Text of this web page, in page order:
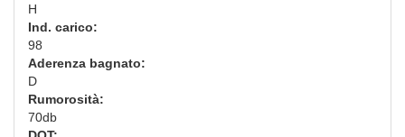
H
Ind. carico:
98
Aderenza bagnato:
D
Rumorosità:
70db